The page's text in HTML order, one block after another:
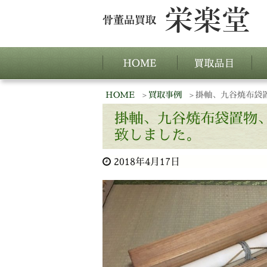
HOME 買取事例 掛軸、九谷焼布袋
掛軸、九谷焼布袋置物
致しました。
2018年4月17日